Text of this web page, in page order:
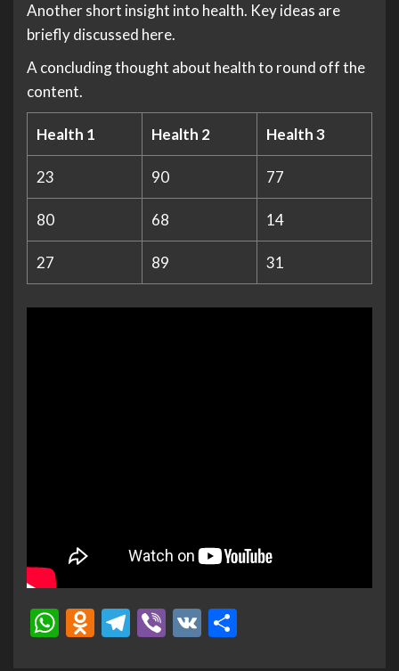
Another short insight into health. Key ideas are
briefly discussed here.
A concluding thought about health to round off the
content.
Health 1 Health 2 Health 3
23 90 77
80 68 14
27 89 31
WhatsApp
Odnoklassniki
Telegram
Viber
VK